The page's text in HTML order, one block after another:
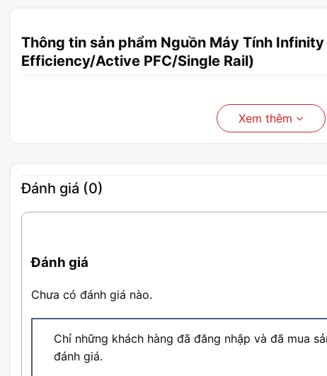
Thông tin sản phẩm Nguồn Máy Tính
Efficiency/Active PFC/Single Rail)
Xem thêm
Đánh giá (0)
Đánh giá
Chưa có đánh giá nào.
Chỉ những khách hàng đã đăng nhập và đã mua
đánh giá.